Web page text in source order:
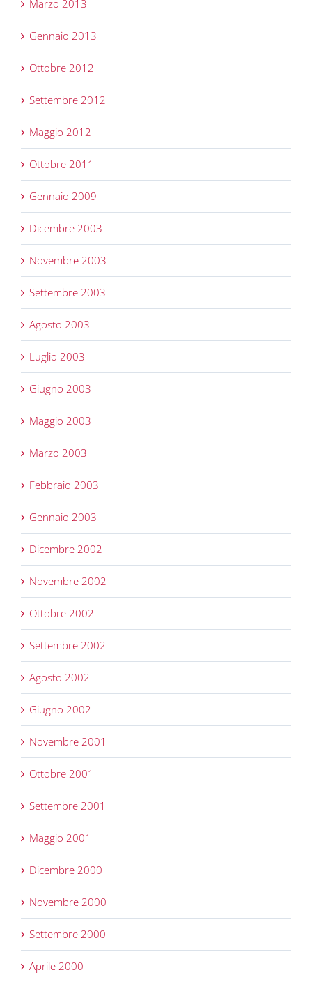
Marzo 2013
Gennaio 2013
Ottobre 2012
Settembre 2012
Maggio 2012
Ottobre 2011
Gennaio 2009
Dicembre 2003
Novembre 2003
Settembre 2003
Agosto 2003
Luglio 2003
Giugno 2003
Maggio 2003
Marzo 2003
Febbraio 2003
Gennaio 2003
Dicembre 2002
Novembre 2002
Ottobre 2002
Settembre 2002
Agosto 2002
Giugno 2002
Novembre 2001
Ottobre 2001
Settembre 2001
Maggio 2001
Dicembre 2000
Novembre 2000
Settembre 2000
Aprile 2000